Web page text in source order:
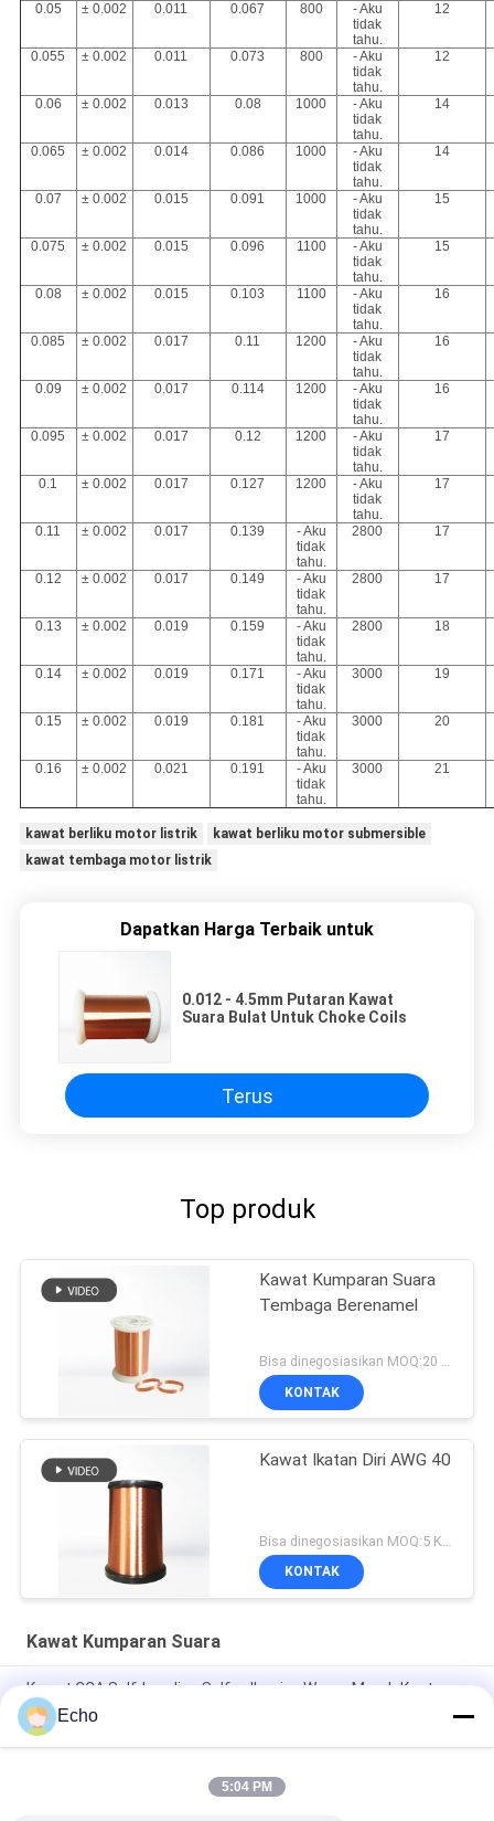
0.05 ± 0.002 0.011 0.067 800
- Aku
tidak
tahu.
12
0.055 ± 0.002 0.011 0.073 800
- Aku
tidak
tahu.
12
0.06 ± 0.002 0.013 0.08 1000
- Aku
tidak
tahu.
14
0.065 ± 0.002 0.014 0.086 1000
- Aku
tidak
tahu.
14
0.07 ± 0.002 0.015 0.091 1000
- Aku
tidak
tahu.
15
0.075 ± 0.002 0.015 0.096 1100
- Aku
tidak
tahu.
15
0.08 ± 0.002 0.015 0.103 1100
- Aku
tidak
tahu.
16
0.085 ± 0.002 0.017 0.11 1200
- Aku
tidak
tahu.
16
0.09 ± 0.002 0.017 0.114 1200
- Aku
tidak
tahu.
16
0.095 ± 0.002 0.017 0.12 1200
- Aku
tidak
tahu.
17
0.1 ± 0.002 0.017 0.127 1200
- Aku
tidak
tahu.
17
0.11 ± 0.002 0.017 0.139
- Aku
tidak
tahu.
2800 17
0.12 ± 0.002 0.017 0.149
- Aku
tidak
tahu.
2800 17
0.13 ± 0.002 0.019 0.159
- Aku
tidak
tahu.
2800 18
0.14 ± 0.002 0.019 0.171
- Aku
tidak
tahu.
3000 19
0.15 ± 0.002 0.019 0.181
- Aku
tidak
tahu.
3000 20
0.16 ± 0.002 0.021 0.191
- Aku
tidak
tahu.
3000 21
kawat berliku motor listrik
kawat berliku motor submersible
kawat tembaga motor listrik
Dapatkan Harga Terbaik untuk
0.012 - 4.5mm Putaran Kawat
Suara Bulat Untuk Choke Coils
Terus
Top produk
Kawat Kumparan Suara
Tembaga Berenamel
KONTAK
Kawat Ikatan Diri AWG 40
KONTAK
Kawat Kumparan Suara
Kawat CCA Self-bonding Self-adhesive Warna Merah Kustom
0.035mm Untuk Voice Coil / Kabel Audio
Kawat CCA Aluminium Berlapis Tembaga Self-bonding AWG47
Echo
5:04 PM